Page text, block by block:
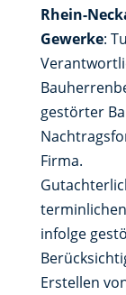
Rhein-
Gewerke:
gestörter
Firma.
infolge
Erstellen